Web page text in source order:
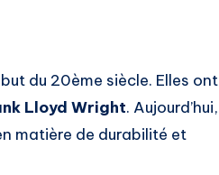
du 20ème siècle. Elles ont
Lloyd Wright. Aujourd’hui,
matière de durabilité et